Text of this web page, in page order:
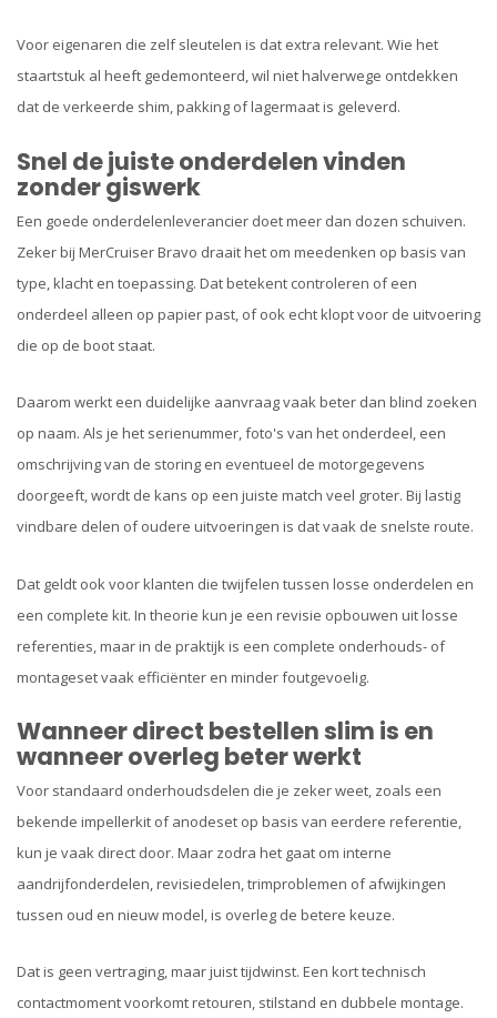
Voor eigenaren die zelf sleutelen is dat extra relevant. Wie het
staartstuk al heeft gedemonteerd, wil niet halverwege ontdekken
dat de verkeerde shim, pakking of lagermaat is geleverd.
Snel de juiste onderdelen vinden
zonder giswerk
Een goede onderdelenleverancier doet meer dan dozen schuiven.
Zeker bij MerCruiser Bravo draait het om meedenken op basis van
type, klacht en toepassing. Dat betekent controleren of een
onderdeel alleen op papier past, of ook echt klopt voor de uitvoering
die op de boot staat.
Daarom werkt een duidelijke aanvraag vaak beter dan blind zoeken
op naam. Als je het serienummer, foto's van het onderdeel, een
omschrijving van de storing en eventueel de motorgegevens
doorgeeft, wordt de kans op een juiste match veel groter. Bij lastig
vindbare delen of oudere uitvoeringen is dat vaak de snelste route.
Dat geldt ook voor klanten die twijfelen tussen losse onderdelen en
een complete kit. In theorie kun je een revisie opbouwen uit losse
referenties, maar in de praktijk is een complete onderhouds- of
montageset vaak efficiënter en minder foutgevoelig.
Wanneer direct bestellen slim is en
wanneer overleg beter werkt
Voor standaard onderhoudsdelen die je zeker weet, zoals een
bekende impellerkit of anodeset op basis van eerdere referentie,
kun je vaak direct door. Maar zodra het gaat om interne
aandrijfonderdelen, revisiedelen, trimproblemen of afwijkingen
tussen oud en nieuw model, is overleg de betere keuze.
Dat is geen vertraging, maar juist tijdwinst. Een kort technisch
contactmoment voorkomt retouren, stilstand en dubbele montage.